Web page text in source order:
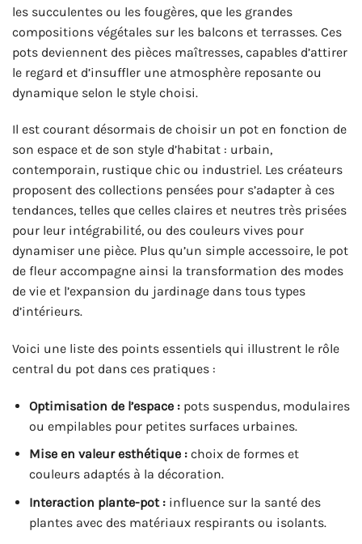
les succulentes ou les fougères, que les grandes
compositions végétales sur les balcons et terrasses. Ces
pots deviennent des pièces maîtresses, capables d’attirer
le regard et d’insuffler une atmosphère reposante ou
dynamique selon le style choisi.
Il est courant désormais de choisir un pot en fonction de
son espace et de son style d’habitat : urbain,
contemporain, rustique chic ou industriel. Les créateurs
proposent des collections pensées pour s’adapter à ces
tendances, telles que celles claires et neutres très prisées
pour leur intégrabilité, ou des couleurs vives pour
dynamiser une pièce. Plus qu’un simple accessoire, le pot
de fleur accompagne ainsi la transformation des modes
de vie et l’expansion du jardinage dans tous types
d’intérieurs.
Voici une liste des points essentiels qui illustrent le rôle
central du pot dans ces pratiques :
Optimisation de l’espace :pots suspendus, modulaires
ou empilables pour petites surfaces urbaines.
Mise en valeur esthétique :choix de formes et
couleurs adaptés à la décoration.
Interaction plante-pot :influence sur la santé des
plantes avec des matériaux respirants ou isolants.